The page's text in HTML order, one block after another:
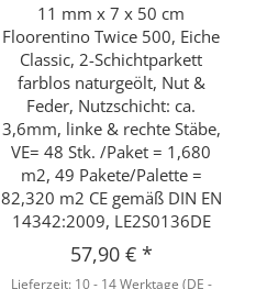
Schnellkauf
11 mm x 7 x 50 cm
Floorentino Twice 500, Eiche
Classic, 2-Schichtparkett
farblos naturgeölt, Nut &
Feder, Nutzschicht: ca.
3,6mm, linke & rechte Stäbe,
VE= 48 Stk. /Paket = 1,680
m2, 49 Pakete/Palette =
82,320 m2 CE gemäß DIN EN
14342:2009, LE2S0136DE
57,90 € *
Lieferzeit: 10 - 14 Werktage (DE -